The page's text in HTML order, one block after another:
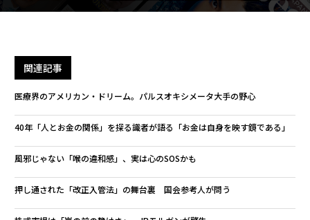
関連記事
医療界のアメリカン・ドリーム。パルスオキシメータ大手の野心
40年「人とお金の関係」を探る識者が語る「お金は自身を映す鏡である」
風邪じゃない「喉の違和感」、実は心のSOSかも
押し通された「改正入管法」の舞台裏 国会参考人が問う